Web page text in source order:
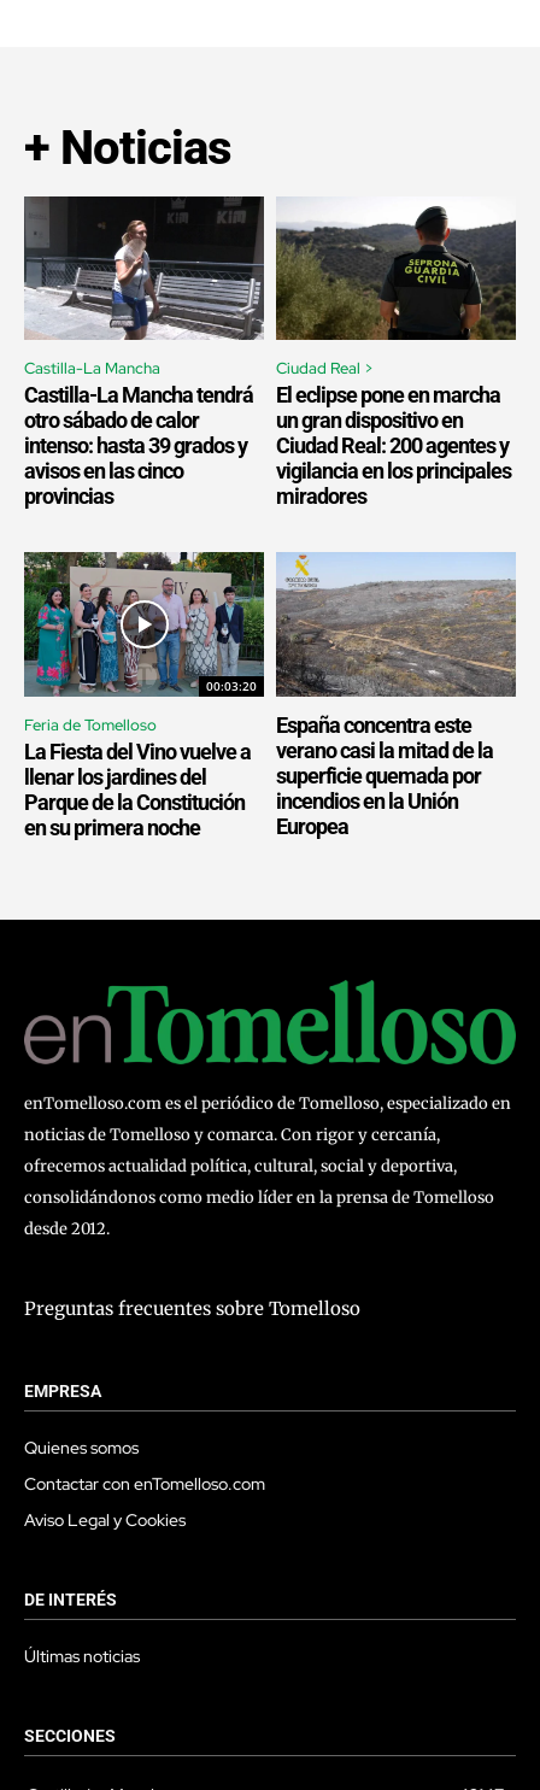
+ Noticias
Castilla-La Mancha
Castilla-La Mancha tendrá
otro sábado de calor
intenso: hasta 39 grados y
avisos en las cinco
provincias
Ciudad Real >
El eclipse pone en marcha
un gran dispositivo en
Ciudad Real: 200 agentes y
vigilancia en los principales
miradores
00:03:20
Feria de Tomelloso
La Fiesta del Vino vuelve a
llenar los jardines del
Parque de la Constitución
en su primera noche
España concentra este
verano casi la mitad de la
superficie quemada por
incendios en la Unión
Europea
enTomelloso.com es el periódico de Tomelloso, especializado en
noticias de Tomelloso y comarca. Con rigor y cercanía,
ofrecemos actualidad política, cultural, social y deportiva,
consolidándonos como medio líder en la prensa de Tomelloso
desde 2012.
Preguntas frecuentes sobre Tomelloso
EMPRESA
Quienes somos
Contactar con enTomelloso.com
Aviso Legal y Cookies
DE INTERÉS
Últimas noticias
SECCIONES